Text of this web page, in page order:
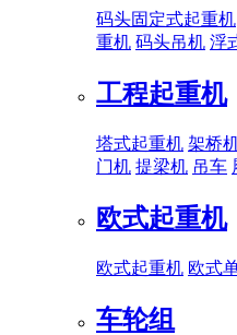
码头固定式起重机
重机 码头吊机 浮
工程起重机
塔式起重机 架桥
门机 提梁机 吊车
欧式起重机
欧式起重机 欧式
车轮组